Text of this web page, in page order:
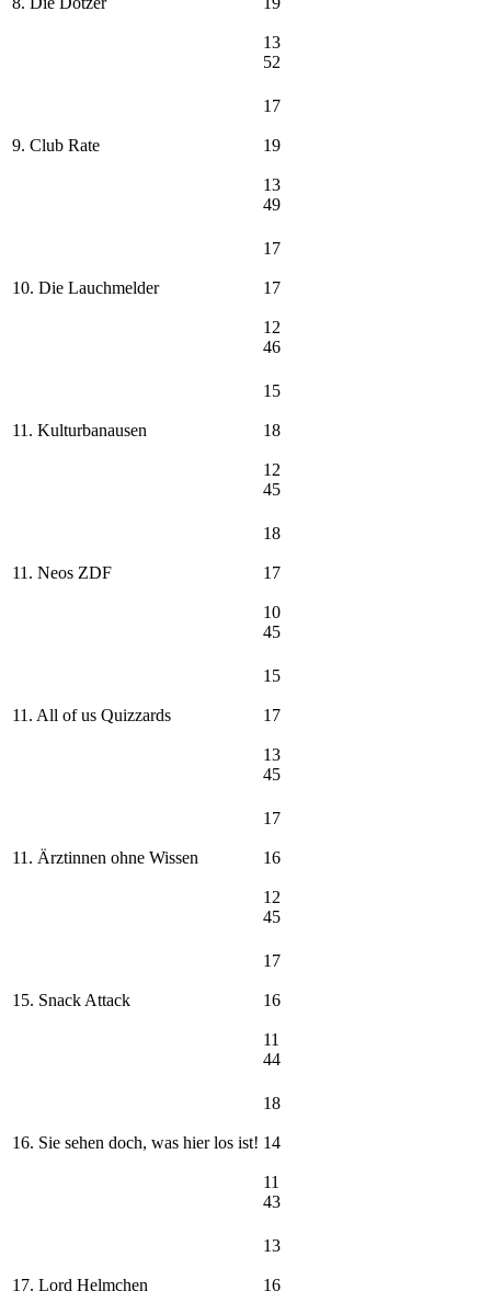
13
52
9. Club Rate
17
19
13
49
10. Die Lauchmelder
17
17
12
46
11. Kulturbanausen
15
18
12
45
11. Neos ZDF
18
17
10
45
11. All of us Quizzards
15
17
13
45
11. Ärztinnen ohne Wissen
17
16
12
45
15. Snack Attack
17
16
11
44
16. Sie sehen doch, was hier los ist!
18
14
11
43
17. Lord Helmchen
13
16